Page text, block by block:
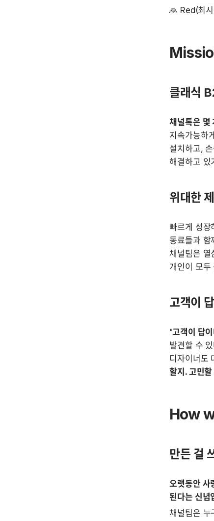
🙏 Red(최
클래식
채널톡은 몇
지속가능하
설치하고,
해결하고 있
위대한
빠르게 성장
동료들과 함
채널팀은 열
개인이 모두
고객이
'고객이 답
발견할 수
디자이너도
할지. 고민
How
만든 걸
오랫동안 사
된다는 신념
채널팀은 누